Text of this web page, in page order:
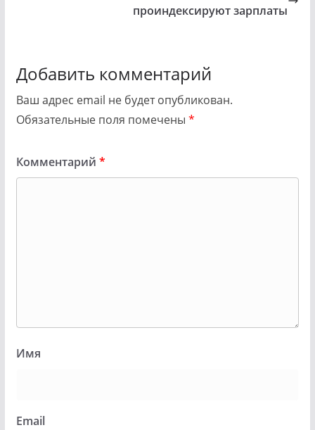
проиндексируют зарплаты
Добавить комментарий
Ваш адрес email не будет опубликован.
Обязательные поля помечены *
Комментарий *
Имя
Email